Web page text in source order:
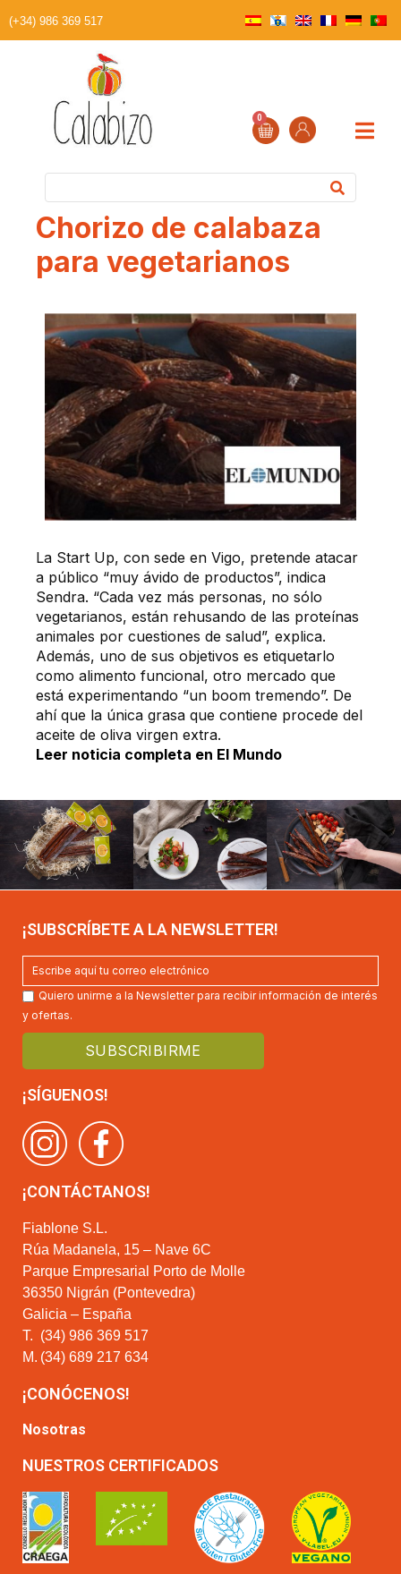
(+34) 986 369 517
0
Chorizo de calabaza
para vegetarianos
La Start Up, con sede en Vigo, pretende atacar
a público “muy ávido de productos”, indica
Sendra. “Cada vez más personas, no sólo
vegetarianos, están rehusando de las proteínas
animales por cuestiones de salud”, explica.
Además, uno de sus objetivos es etiquetarlo
como alimento funcional, otro mercado que
está experimentando “un boom tremendo”. De
ahí que la única grasa que contiene procede del
aceite de oliva virgen extra.
Leer noticia completa en El Mundo
¡SUBSCRÍBETE A LA NEWSLETTER!
Quiero unirme a la Newsletter para recibir información de interés
y ofertas.
¡SÍGUENOS!
¡CONTÁCTANOS!
Fiablone S.L.
Rúa Madanela, 15 – Nave 6C
Parque Empresarial Porto de Molle
36350 Nigrán (Pontevedra)
Galicia – España
T. (34) 986 369 517
M. (34) 689 217 634
¡CONÓCENOS!
Nosotras
NUESTROS CERTIFICADOS